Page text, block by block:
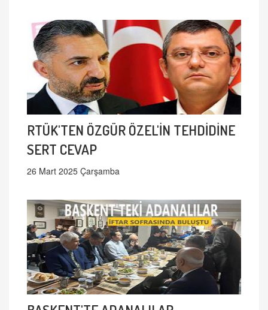
RTÜK'TEN ÖZGÜR ÖZEL'İN TEHDİDİNE
SERT CEVAP
26 Mart 2025 Çarşamba